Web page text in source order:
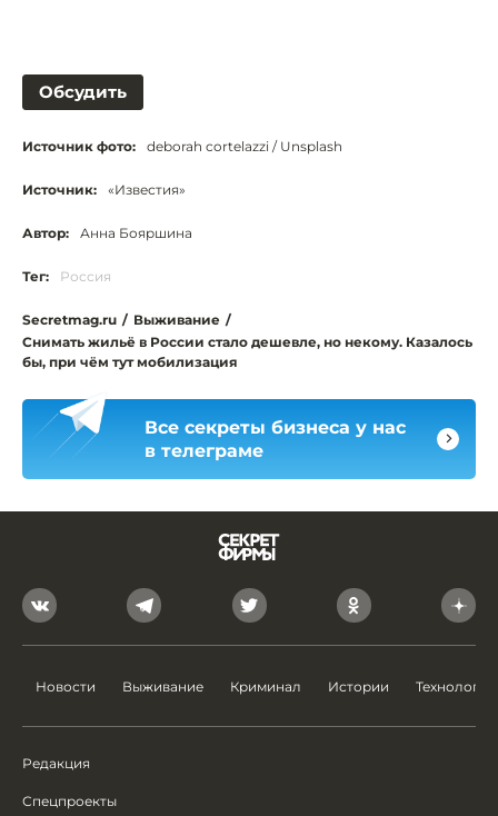
Обсудить
Источник фото: deborah cortelazzi / Unsplash
Источник: «Известия»
Автор: Анна Бояршина
Тег: Россия
Secretmag.ru / Выживание /
Снимать жильё в России стало дешевле, но некому. Казалось
бы, при чём тут мобилизация
Все секреты бизнеса у нас
в телеграме
Новости Выживание Криминал Истории Технологии
Редакция
Спецпроекты